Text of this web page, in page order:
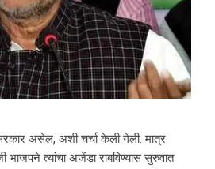
असेल, अशी चर्चा केली गेली. मात्र
भाजपने त्यांचा अजेंडा राबविण्यास सुरुवात